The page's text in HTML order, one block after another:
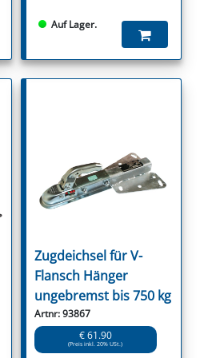
Auf Lager.
Zugdeichsel für V-
Flansch Hänger
ungebremst bis 750 kg
Artnr: 93867
€ 61.90
(Preis inkl. 20% USt.)